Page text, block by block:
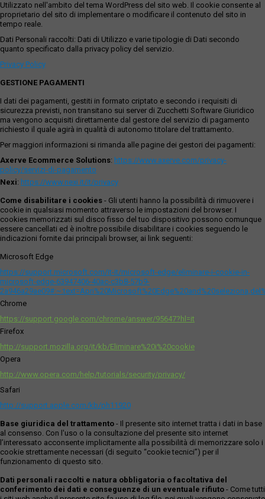
Utilizzato nell'ambito del tema WordPress del sito web. Il cookie consente al
proprietario del sito di implementare o modificare il contenuto del sito in
tempo reale.
Dati Personali raccolti: Dati di Utilizzo e varie tipologie di Dati secondo
quanto specificato dalla privacy policy del servizio.
Privacy Policy
GESTIONE PAGAMENTI
I dati dei pagamenti, gestiti in formato criptato e secondo i requisiti di
sicurezza previsti, non transitano sui server di Zucchetti Software Giuridico
ma vengono acquisiti direttamente dal gestore del servizio di pagamento
richiesto il quale agirà in qualità di autonomo titolare del trattamento.
Per maggiori informazioni si rimanda alle pagine dei gestori dei pagamenti:
Axerve Ecommerce Solutions: https://www.axerve.com/privacy-
policy/servizi-di-pagamento
Nexi: https://www.nexi.it/it/privacy
Come disabilitare i cookies - Gli utenti hanno la possibilità di rimuovere i
cookie in qualsiasi momento attraverso le impostazioni del browser. I
cookies memorizzati sul disco fisso del tuo dispositivo possono comunque
essere cancellati ed è inoltre possibile disabilitare i cookies seguendo le
indicazioni fornite dai principali browser, ai link seguenti:
Microsoft Edge
https://support.microsoft.com/it-it/microsoft-edge/eliminare-i-cookie-in-
microsoft-edge-63947406-40ac-c3b8-57b9-
Chrome
https://support.google.com/chrome/answer/95647?hl=it
Firefox
http://support.mozilla.org/it/kb/Eliminare%20i%20cookie
Opera
http://www.opera.com/help/tutorials/security/privacy/
Safari
http://support.apple.com/kb/ph11920
Base giuridica del trattamento - Il presente sito internet tratta i dati in base
al consenso. Con l'uso o la consultazione del presente sito internet
l’interessato acconsente implicitamente alla possibilità di memorizzare solo i
cookie strettamente necessari (di seguito “cookie tecnici”) per il
funzionamento di questo sito.
Dati personali raccolti e natura obbligatoria o facoltativa del
conferimento dei dati e conseguenze di un eventuale rifiuto - Come tutti